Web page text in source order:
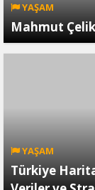
YAŞAM
Mahmut Çelik
YAŞAM
Türkiye